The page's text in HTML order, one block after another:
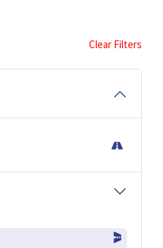
Clear Filters